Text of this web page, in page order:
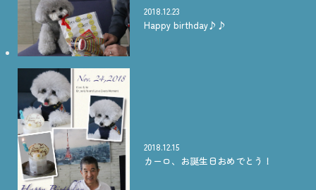
2018.12.23
Happy birthday♪♪
2018.12.15
カーロ、お誕生日おめでとう！